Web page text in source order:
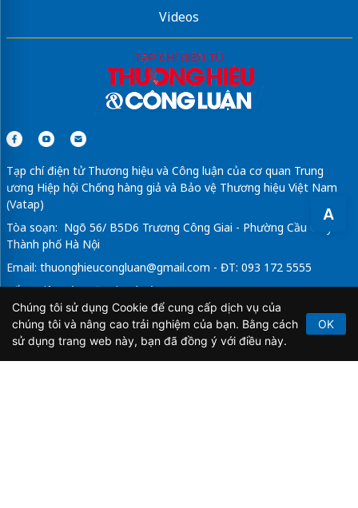
A
Videos
Tạp chí điện tử Thương hiệu và Công luận của cơ quan Trung
ương Hiệp hội Chống hàng giả và Bảo vệ Thương hiệu Việt Nam
(Vatap)
Tòa soạn: Ngõ 56/ B5D6 Trương Công Giai - Phường Cầu Giấy -
Thành phố Hà Nội
Email: thuonghieucongluan@gmail.com - ĐT: 093 172 5555
Tổng Biên Tập: Vũ Đức Thuận
Giấy phép hoạt động báo chí điện tử số 64/GP-BTTTT do Bộ
Thông tin và Truyền thông cấp ngày 21/2/2020.
Chúng tôi sử dụng Cookie để cung cấp dịch vụ của
chúng tôi và nâng cao trải nghiệm của bạn. Bằng cách
sử dụng trang web này, bạn đã đồng ý với điều này.
OK